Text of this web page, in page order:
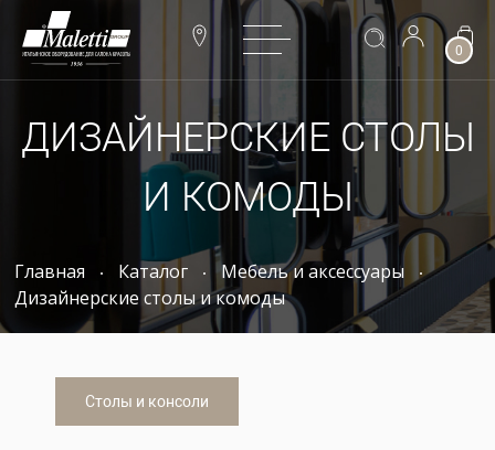
0
ДИЗАЙНЕРСКИЕ СТОЛЫ
И КОМОДЫ
Главная Каталог
Мебель и аксессуары
Дизайнерские столы и комоды
Столы и консоли